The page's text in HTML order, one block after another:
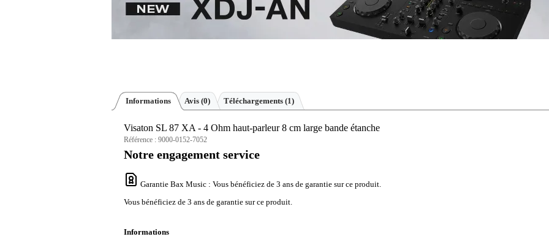
Informations Avis (0) Téléchargements (1)
Visaton SL 87 XA - 4 Ohm haut-parleur 8 cm large bande étanche
Référence : 9000-0152-7052
Notre engagement service
Garantie Bax Music : Vous bénéficiez de 3 ans de garantie sur ce produit.
Vous bénéficiez de 3 ans de garantie sur ce produit.
Informations